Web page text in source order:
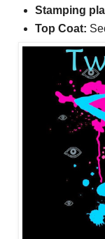
Stamping
Top Coat: